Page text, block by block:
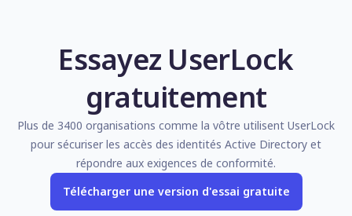
Essayez UserLock
gratuitement
Plus de 3400 organisations comme la vôtre utilisent UserLock
pour sécuriser les accès des identités Active Directory et
répondre aux exigences de conformité.
Télécharger une version d'essai gratuite